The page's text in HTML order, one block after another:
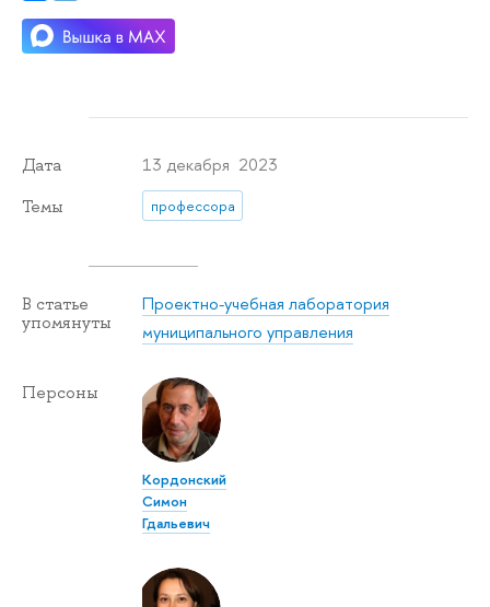
Дата 13 декабря 2023
Темы профессора
В статье
упомянуты
Проектно-учебная лаборатория
муниципального управления
Персоны
Кордонский
Симон
Гдальевич